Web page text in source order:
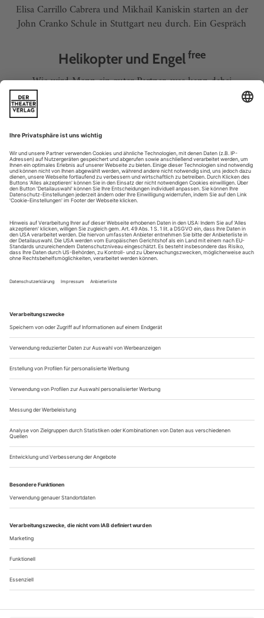
Elisa Carrillo Cabrera und Mikhail Kaniskin starten an der
John Cranko Schule in Stuttgart neu durch. Ein Gespräch
Helikopter und Engelfree
Wie wird Mann ein guter Partner, was kann dabei
kaputtgehen (Spoiler: alles), und warum gibt es im
zeitgenössischen Ballett kaum noch Hebungen? Angela
Talentproben
Das «Next Generation Festival» in London bringt
jungeCompagnien und renommierte Ballettschulen aus
Großbritannien, Europa und der ganzen Welt zusammen, um
die Zukunft des Tanzes zu feiern
Vermischtes 8/26
SCHULEN
Tanzschulen 8/26
IMPRESSUM
Impressum tanz 8/26
Vorschau tanz 8/26
Über uns Kontakt Kritikerumfrage Newsletter